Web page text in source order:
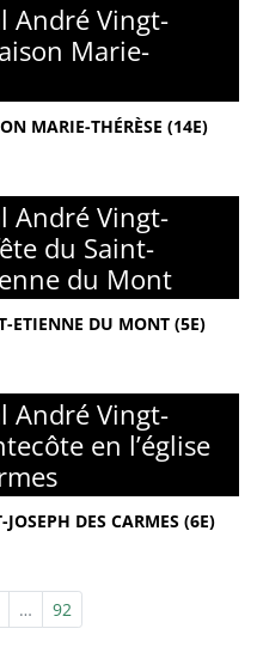
André Vingt-
Marie-
MARIE-THÉRÈSE (14E)
André Vingt-
du Saint-
du Mont
ETIENNE DU MONT (5E)
André Vingt-
en l’église
DES CARMES (6E)
… 92